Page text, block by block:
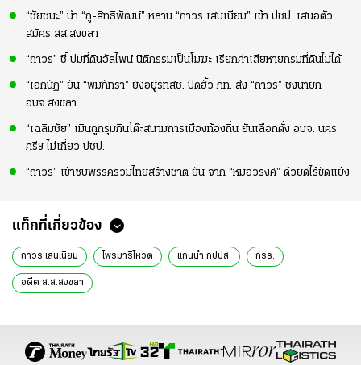
“ชัยชนะ” นำ “ภู-สิทธิพัฒน์” หลาน “ถาวร เสนเนียม” เข้า ปชป. เสนอตัว
สมัคร สส.สงขลา
“ถาวร” ชี้ ปมที่ดินอัลไพน์ นิติกรรมเป็นโมฆะ เรียกค่าเสียหายกรมที่ดินไม่ได้
“เอกนัฏ” ยัน “พิมภัทรา” ยังอยู่รทสช. ปัดฮั้ว ภท. ส่ง “ถาวร” ชิงนายก
อบจ.สงขลา
“เฉลิมชัย” เมินถูกรุมกินโต๊ะสนามการเมืองท้องถิ่น ยันเลือกตั้ง อบจ. นคร
ศรีฯ ไม่เกี่ยว ปชป.
“ถาวร” เข้าซบพรรครวมไทยสร้างชาติ ยัน จาก “หมอวรงค์” ด้วยดีไร้ขัดแย้ง
แท็กที่เกี่ยวข้อง
ถาวร เสนเนียม ไพรมารีโหวต แกนนำ กปปส. กรธ.
อดีต ส.ส.สงขลา